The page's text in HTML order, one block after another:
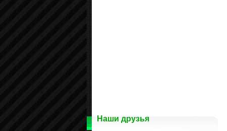
Наши друзья